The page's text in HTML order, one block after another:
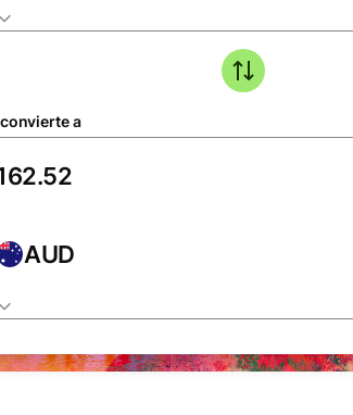
a
AUD